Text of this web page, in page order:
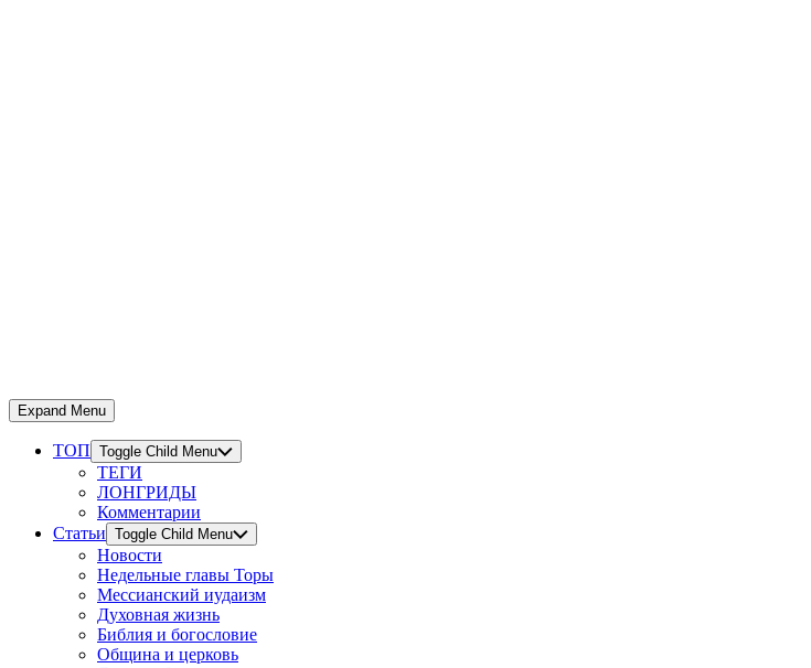
Expand Menu
ТОП Toggle Child Menu
ТЕГИ
ЛОНГРИДЫ
Комментарии
Статьи Toggle Child Menu
Новости
Недельные главы Торы
Мессианский иудаизм
Духовная жизнь
Библия и богословие
Община и церковь